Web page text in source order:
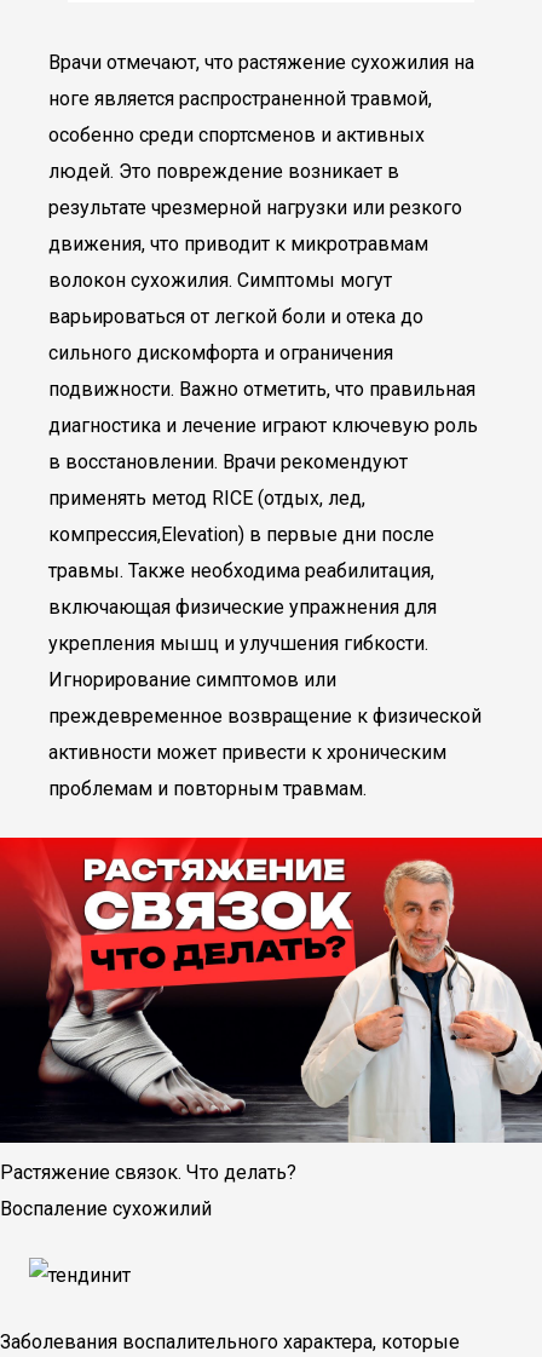
Врачи отмечают, что растяжение сухожилия на
ноге является распространенной травмой,
особенно среди спортсменов и активных
людей. Это повреждение возникает в
результате чрезмерной нагрузки или резкого
движения, что приводит к микротравмам
волокон сухожилия. Симптомы могут
варьироваться от легкой боли и отека до
сильного дискомфорта и ограничения
подвижности. Важно отметить, что правильная
диагностика и лечение играют ключевую роль
в восстановлении. Врачи рекомендуют
применять метод RICE (отдых, лед,
компрессия,Elevation) в первые дни после
травмы. Также необходима реабилитация,
включающая физические упражнения для
укрепления мышц и улучшения гибкости.
Игнорирование симптомов или
преждевременное возвращение к физической
активности может привести к хроническим
проблемам и повторным травмам.
Растяжение связок. Что делать?
Воспаление сухожилий
Заболевания воспалительного характера, которые